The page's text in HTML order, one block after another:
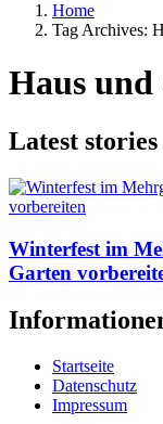
Home
Tag Archives:
Haus
Latest stories
Winterfest im
Garten
Startseite
Datenschutz
Impressum